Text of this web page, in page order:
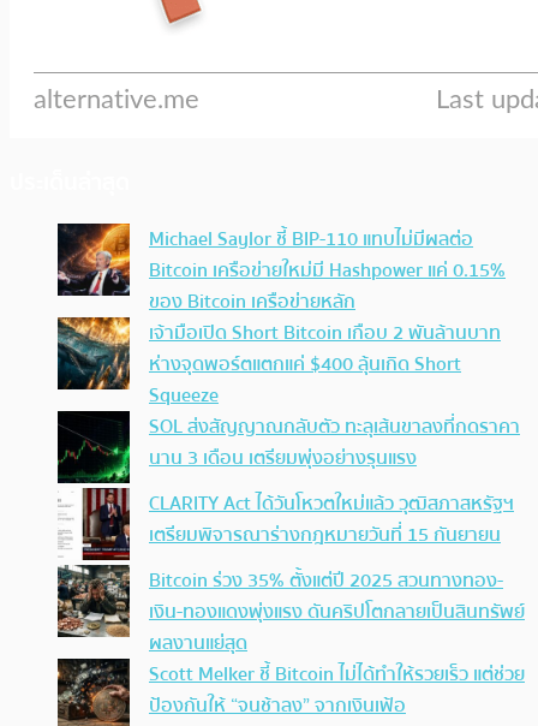
Michael Saylor ชี้ BIP-110 แทบไม่มีผลต่อ
Bitcoin เครือข่ายใหม่มี Hashpower แค่ 0.15%
ของ Bitcoin เครือข่ายหลัก
เจ้ามือเปิด Short Bitcoin เกือบ 2 พันล้านบาท
ห่างจุดพอร์ตแตกแค่ $400 ลุ้นเกิด Short
Squeeze
SOL ส่งสัญญาณกลับตัว ทะลุเส้นขาลงที่กดราคา
นาน 3 เดือน เตรียมพุ่งอย่างรุนแรง
CLARITY Act ได้วันโหวตใหม่แล้ว วุฒิสภาสหรัฐฯ
เตรียมพิจารณาร่างกฎหมายวันที่ 15 กันยายน
Bitcoin ร่วง 35% ตั้งแต่ปี 2025 สวนทางทอง-
เงิน-ทองแดงพุ่งแรง ดันคริปโตกลายเป็นสินทรัพย์
ผลงานแย่สุด
Scott Melker ชี้ Bitcoin ไม่ได้ทำให้รวยเร็ว แต่ช่วย
ป้องกันให้ “จนช้าลง” จากเงินเฟ้อ